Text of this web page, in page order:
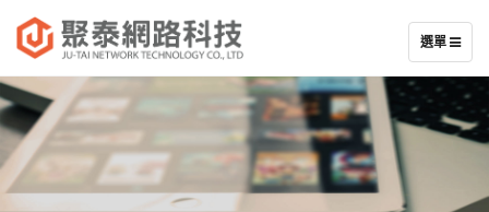
選
單
選單